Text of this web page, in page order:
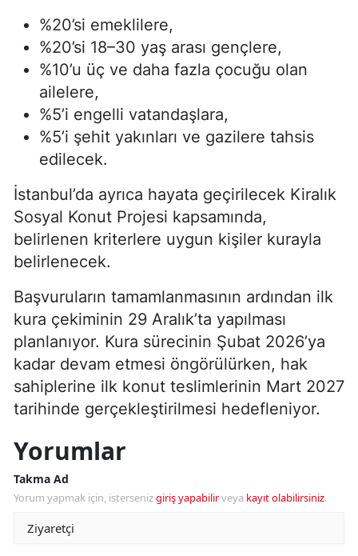
%20’si emeklilere,
%20’si 18–30 yaş arası gençlere,
%10’u üç ve daha fazla çocuğu olan
ailelere,
%5’i engelli vatandaşlara,
%5’i şehit yakınları ve gazilere tahsis
edilecek.
İstanbul’da ayrıca hayata geçirilecek Kiralık
Sosyal Konut Projesi kapsamında,
belirlenen kriterlere uygun kişiler kurayla
belirlenecek.
Başvuruların tamamlanmasının ardından ilk
kura çekiminin 29 Aralık’ta yapılması
planlanıyor. Kura sürecinin Şubat 2026’ya
kadar devam etmesi öngörülürken, hak
sahiplerine ilk konut teslimlerinin Mart 2027
tarihinde gerçekleştirilmesi hedefleniyor.
Yorumlar
Takma Ad
Yorum yapmak için, istersenizgiriş yapabilirveya kayıt olabilirsiniz.